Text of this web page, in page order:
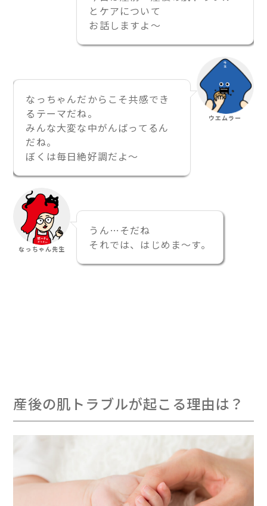
とケアについて
お話しますよ〜
なっちゃんだからこそ共感でき
るテーマだね。
みんな大変な中がんばってるん
だね。
ぼくは毎日絶好調だよ〜
ウエムラー
なっちゃん先生
うん…そだね
それでは、はじめま〜す。
産後の肌トラブルが起こる理由は？